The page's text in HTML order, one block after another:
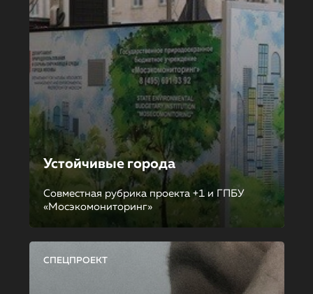
Устойчивые города
Совместная рубрика проекта +1 и ГПБУ
«Мосэкомониторинг»
СПЕЦПРОЕКТ